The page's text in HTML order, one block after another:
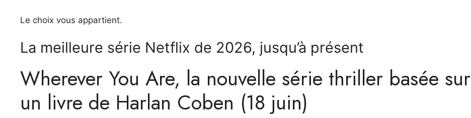
Le choix vous appartient.
La meilleure série Netflix de 2026, jusqu’à présent
Wherever You Are, la nouvelle série thriller basée sur
un livre de Harlan Coben (18 juin)